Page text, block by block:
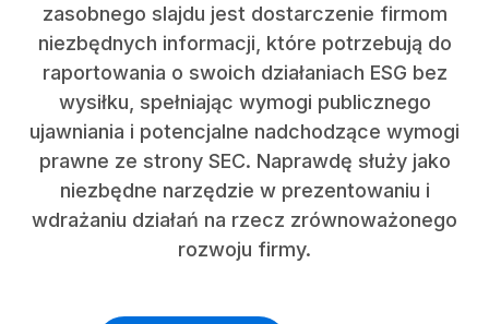
zasobnego slajdu jest dostarczenie firmom
niezbędnych informacji, które potrzebują do
raportowania o swoich działaniach ESG bez
wysiłku, spełniając wymogi publicznego
ujawniania i potencjalne nadchodzące wymogi
prawne ze strony SEC. Naprawdę służy jako
niezbędne narzędzie w prezentowaniu i
wdrażaniu działań na rzecz zrównoważonego
rozwoju firmy.